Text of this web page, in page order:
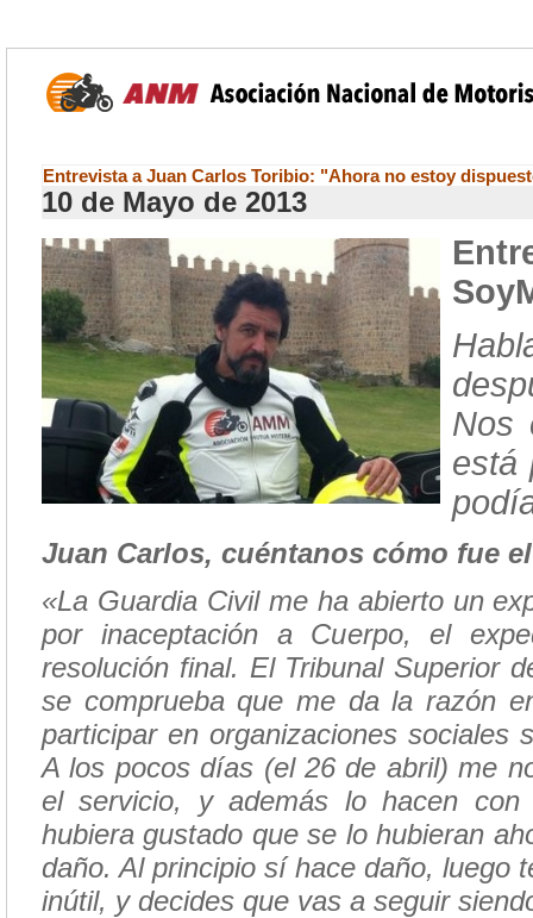
Entrevista a Juan Carlos Toribio: "Ahora no estoy
10 de Mayo de 2013
Nos
está
Juan Carlos, cuéntanos cómo fue
«La Guardia Civil me ha abierto un
por inaceptación a Cuerpo, el
resolución final. El Tribunal Superior
se comprueba que me da la razón
participar en organizaciones sociales
A los pocos días (el 26 de abril) me
el servicio, y además lo hacen con
hubiera gustado que se lo hubieran
daño. Al principio sí hace daño, luego
inútil, y decides que vas a seguir